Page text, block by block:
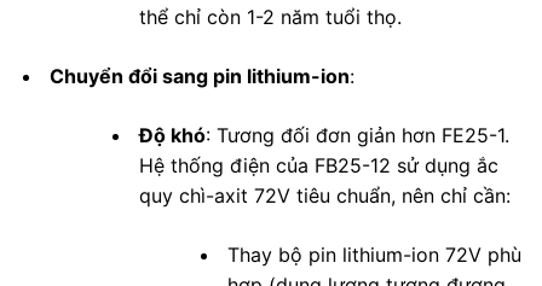
thể chỉ còn 1-2 năm tuổi thọ.
Chuyển đổi sang pin lithium-ion:
Độ khó: Tương đối đơn giản hơn FE25-1.
Hệ thống điện của FB25-12 sử dụng ắc
quy chì-axit 72V tiêu chuẩn, nên chỉ cần:
Thay bộ pin lithium-ion 72V phù